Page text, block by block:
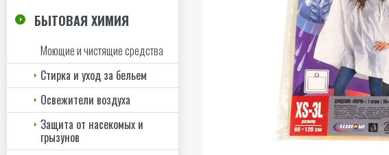
БЫТОВАЯ ХИМИЯ
Моющие и чистящие средства
Стирка и уход за бельем
Освежители воздуха
Защита от насекомых и
грызунов